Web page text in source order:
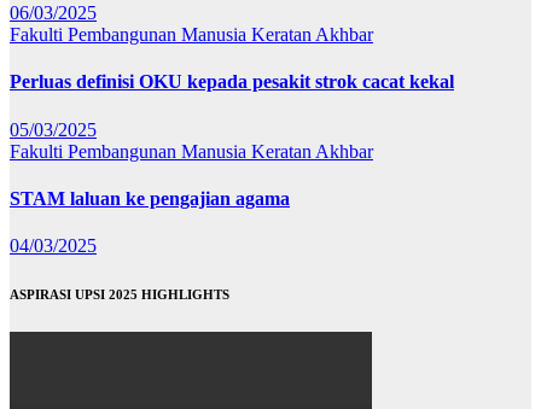
06/03/2025
Fakulti Pembangunan Manusia Keratan Akhbar
Perluas definisi OKU kepada pesakit strok cacat kekal
05/03/2025
Fakulti Pembangunan Manusia Keratan Akhbar
STAM laluan ke pengajian agama
04/03/2025
ASPIRASI UPSI 2025 HIGHLIGHTS